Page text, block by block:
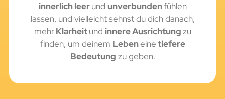
innerlich leerund unverbundenfühlen
lassen, und vielleicht sehnst du dich danach,
mehrKlarheitund innere Ausrichtungzu
finden, um deinem Lebeneinetiefere
Bedeutung zu geben.